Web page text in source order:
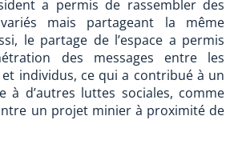
a permis de rassembler des
mais partageant la même
le partage de l’espace a permis
des messages entre les
individus, ce qui a contribué à un
à d’autres luttes sociales, comme
un projet minier à proximité de